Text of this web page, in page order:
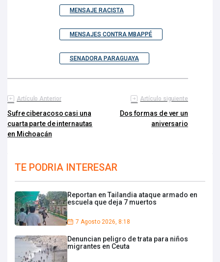
MENSAJE RACISTA
MENSAJES CONTRA MBAPPÉ
SENADORA PARAGUAYA
Artículo Anterior
Sufre ciberacoso casi una
cuarta parte de internautas
en Michoacán
Artículo siguiente
Dos formas de ver un
aniversario
TE PODRIA INTERESAR
Reportan en Tailandia ataque armado en
escuela que deja 7 muertos
7 Agosto 2026, 8:18
Denuncian peligro de trata para niños
migrantes en Ceuta